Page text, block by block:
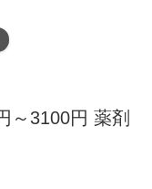
～3100円 薬剤